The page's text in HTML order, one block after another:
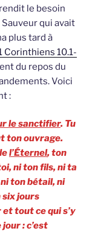
le besoin
qui avait
plus tard à
Corinthiens 10.1-
du repos du
Voici
:
le sanctifier. Tu
ton ouvrage.
l’Éternel, ton
ni ton fils, ni ta
ton bétail, ni
six jours
tout ce qui s’y
: c’est